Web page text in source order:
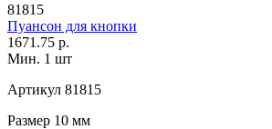
81815
Пуансон для кнопки
1671.75 р.
Мин. 1 шт
Артикул 81815
Размер 10 мм